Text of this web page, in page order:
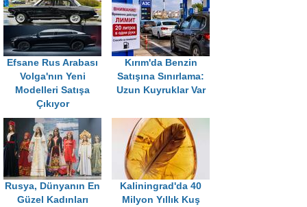
Efsane Rus Arabası
Volga'nın Yeni
Modelleri Satışa
Çıkıyor
Kırım'da Benzin
Satışına Sınırlama:
Uzun Kuyruklar Var
Rusya, Dünyanın En
Güzel Kadınları
Kaliningrad'da 40
Milyon Yıllık Kuş